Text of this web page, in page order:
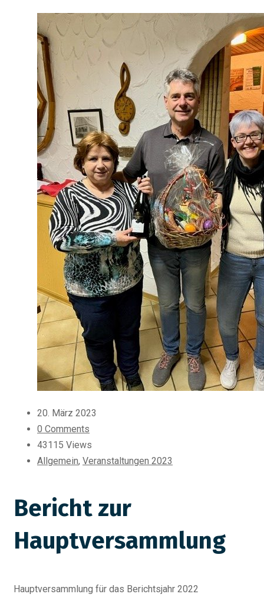
20. März 2023
0 Comments
43115 Views
Allgemein, Veranstaltungen 2023
Bericht zur
Hauptversammlung
Hauptversammlung für das Berichtsjahr 2022